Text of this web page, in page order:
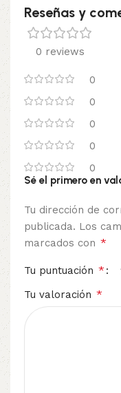
Reseñas y
0 reviews
0
0
0
0
0
Sé el primero en
Tu dirección de
publicada. Los
marcados con *
Tu puntuación *
Tu valoración *